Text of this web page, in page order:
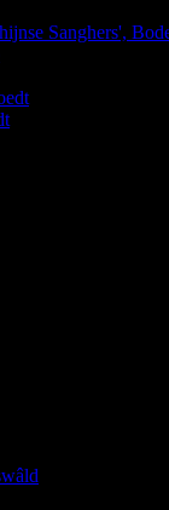
Sanghers',